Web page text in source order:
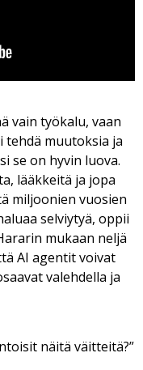
vain työ­ka­lu, vaan
teh­dä muu­tok­sia ja
se on hy­vin luo­va.
lääk­kei­tä ja jopa
mil­joo­nien vuo­sien
sel­viy­tyä, op­pii
mu­kaan nel­jä
AI agen­tit voi­vat
va­leh­del­la ja
näi­tä väit­tei­tä?”